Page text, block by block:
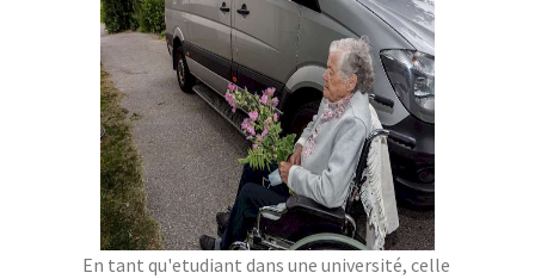
En tant qu'etudiant dans une université, celle